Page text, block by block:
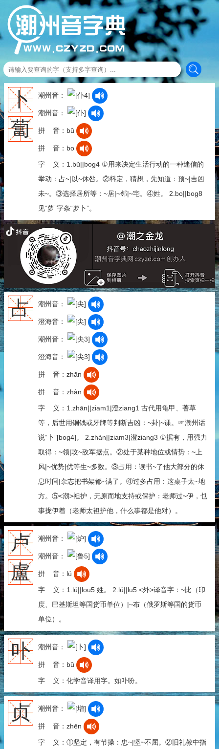
卜
蔔
潮州音：
潮州音：
拼 音：bǔ
拼 音：bo
字 义：1.bǔ||bog4 ①用来决定生活行动的一种迷信的
举动：占~|以~休咎。②料定，猜想，先知道：预~|吉凶
未~。③选择居所等：~居|~邻|~宅。④姓。 2.bo||bog8
见“萝”字条“萝卜”。
占 潮州音：
澄海音：
潮州音：
澄海音：
拼 音：zhān
拼 音：zhàn
字 义：1.zhān||ziam1|澄ziang1 古代用龟甲、蓍草
等，后世用铜钱或牙牌等判断吉凶：~卦|~课。☞潮州话
说“卜”[bog4]。 2.zhàn||ziam3|澄ziang3 ①据有，用强力
取得：~领|攻~敌军据点。②处于某种地位或情势：~上
风|~优势|优等生~多数。③占用：读书~了他大部分的休
息时间|杂志把书架都~满了。④过多占用：这桌子太~地
方。⑤<潮>袒护，无原而地支持或保护：老师过~伊，乜
事拢伊着（老师太袒护他，什么事都是他对）。
卢
盧
潮州音：
潮州音：
拼 音：lú
字 义：1.lú||lou5 姓。 2.lú||lu5 <外>译音字：~比（印
度、巴基斯坦等国货币单位）|~布（俄罗斯等国的货币
单位）。
卟 潮州音：
拼 音：bǔ
字 义：化学音译用字。如卟吩。
贞 潮州音：
拼 音：zhēn
字 义：①坚定，有节操：忠~|坚~不屈。②旧礼教中指